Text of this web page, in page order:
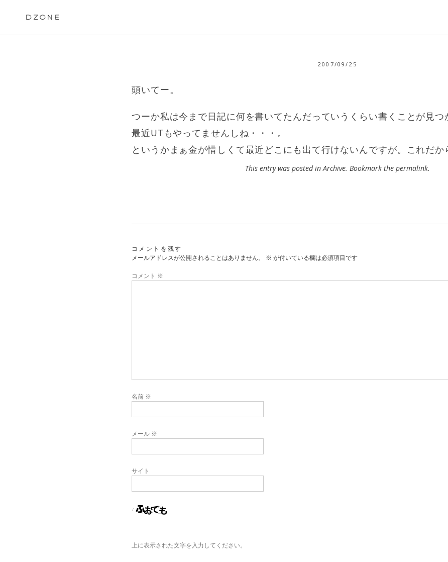
DZONE
2007/09/25
頭いてー。
つーか私は今まで日記に何を書いてたんだっていうくらい書くことが見つ
最近UTもやってませんしね・・・。
というかまぁ金が惜しくて最近どこにも出て行けないんですが。これだか
This entry was posted inArchive. Bookmark the permalink.
コメントを残す
メールアドレスが公開されることはありません。
※ が付いている欄は必須項目です
コメント ※
名前 ※
メール ※
サイト
上に表示された文字を入力してください。